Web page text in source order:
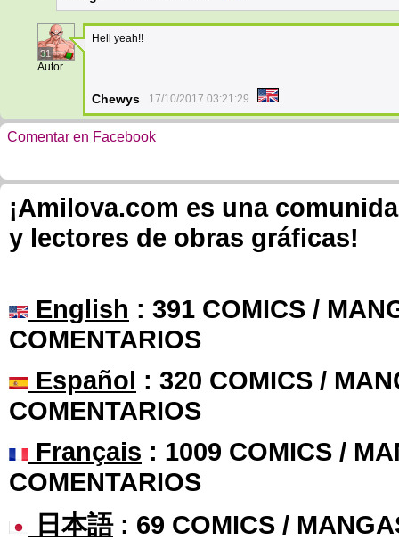
31
Autor
Hell yeah!!
Chewys 17/10/2017 03:21:29
Comentar en Facebook
¡Amilova.com es una
y lectores de obras gráficas!
English : 391 COMICS /
COMENTARIOS
Español : 320 COMICS /
COMENTARIOS
Français : 1009 COMICS /
COMENTARIOS
日本語: 69 COMICS /